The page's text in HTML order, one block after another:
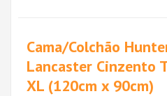
Cama/Colchão
Lancaster Cinzento
XL (120cm x 90cm)